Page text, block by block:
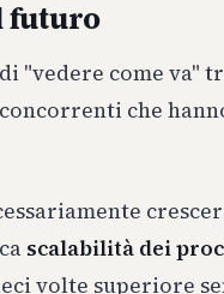
futuro
"vedere come va"
che
scalabilità dei
volte superiore